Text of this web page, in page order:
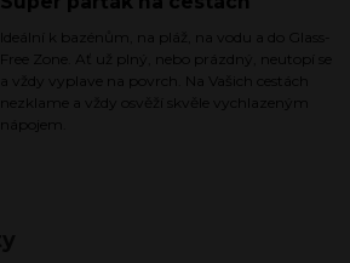
Ideální k bazénům, na pláž, na vodu a do Glass-
Free Zone. Ať už plný, nebo prázdný, neutopí se
a vždy vyplave na povrch. Na Vašich cestách
nezklame a vždy osvěží skvěle vychlazeným
nápojem.